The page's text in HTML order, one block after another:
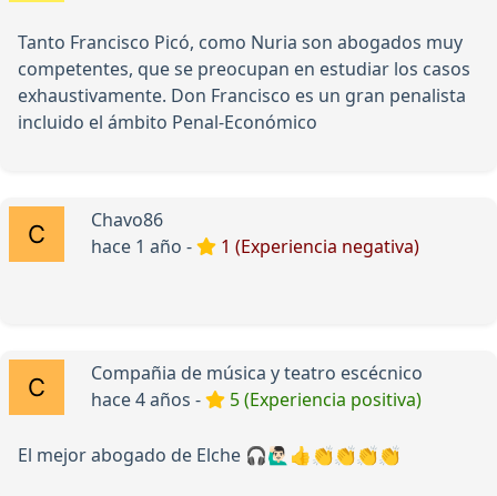
Tanto Francisco Picó, como Nuria son abogados muy
competentes, que se preocupan en estudiar los casos
exhaustivamente. Don Francisco es un gran penalista
incluido el ámbito Penal-Económico
Chavo86
hace 1 año -
1 (Experiencia negativa)
Compañia de música y teatro escécnico
hace 4 años -
5 (Experiencia positiva)
El mejor abogado de Elche 🎧🙋🏻‍♂️👍👏👏👏👏